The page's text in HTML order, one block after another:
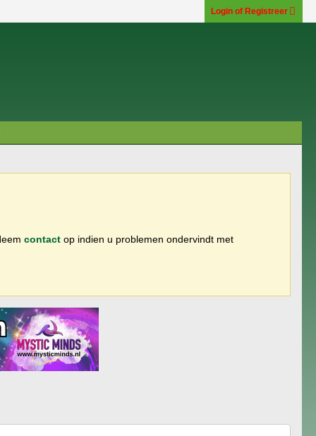
Login of Registreer
contact op indien u problemen ondervindt met